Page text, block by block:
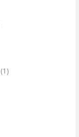
(1)